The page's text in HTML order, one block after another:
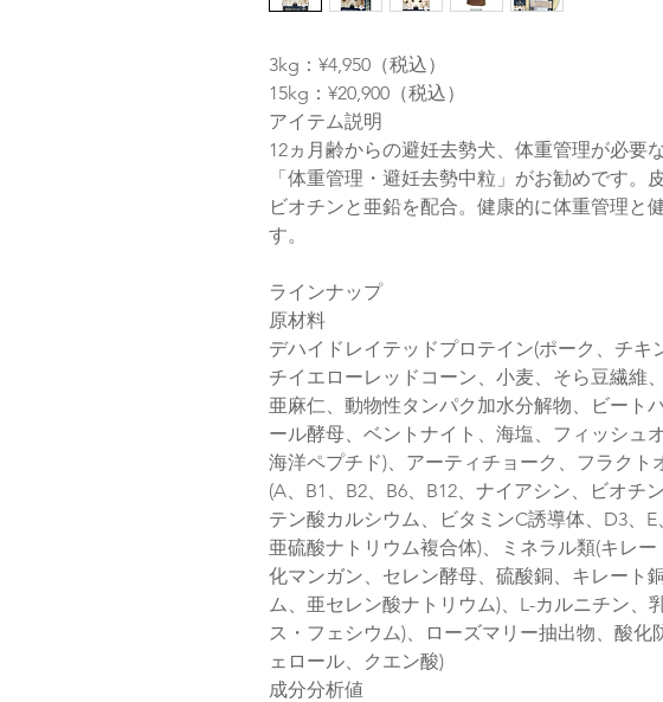
3kg：¥4,950（税込）
15kg：¥20,900（税込）
アイテム説明
12ヵ月齢からの避妊去勢犬、体重管理が必要
「体重管理・避妊去勢中粒」がお勧めです。
ビオチンと亜鉛を配合。健康的に体重管理と
す。
ラインナップ
原材料
デハイドレイテッドプロテイン(ポーク、チキ
チイエローレッドコーン、小麦、そら豆繊維
亜麻仁、動物性タンパク加水分解物、ビート
ール酵母、ベントナイト、海塩、フィッシュ
海洋ペプチド)、アーティチョーク、フラクト
(A、B1、B2、B6、B12、ナイアシン、ビオチ
テン酸カルシウム、ビタミンC誘導体、D3、
亜硫酸ナトリウム複合体)、ミネラル類(キレ
化マンガン、セレン酵母、硫酸銅、キレート
ム、亜セレン酸ナトリウム)、L-カルニチン、
ス・フェシウム)、ローズマリー抽出物、酸化
ェロール、クエン酸)
成分分析値